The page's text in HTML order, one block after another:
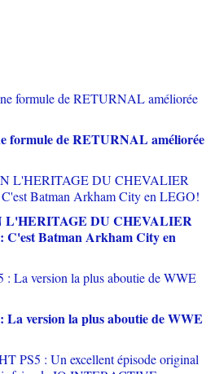
formule de RETURNAL améliorée
L'HERITAGE DU CHEVALIER
Batman Arkham City en
version la plus aboutie de WWE